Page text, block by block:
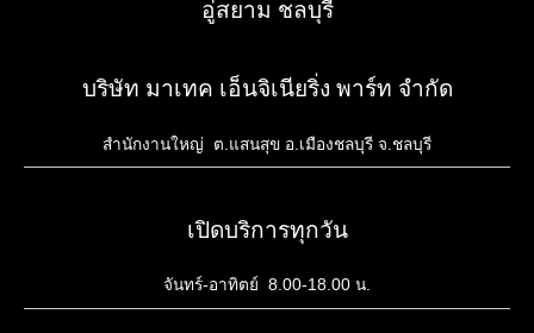
อู่สยาม ชลบุรี
บริษัท มาเทค เอ็นจิเนียริ่ง พาร์ท จำกัด
สำนักงานใหญ่ ต.แสนสุข อ.เมืองชลบุรี จ.ชลบุรี
เปิดบริการทุกวัน
จันทร์-อาทิตย์ 8.00-18.00 น.